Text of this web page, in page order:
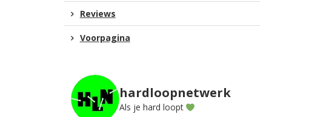
Reviews
Voorpagina
hardloopnetwerk
Als je hard loopt